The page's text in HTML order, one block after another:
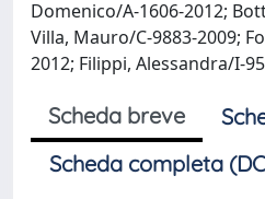
Domenico/A-1606-2012;
Villa, Mauro/C-9883-2009;
2012; Filippi, Alessandra/I-
Scheda breve
Scheda completa